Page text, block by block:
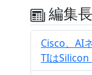
編集
Cisco、AI
TIは